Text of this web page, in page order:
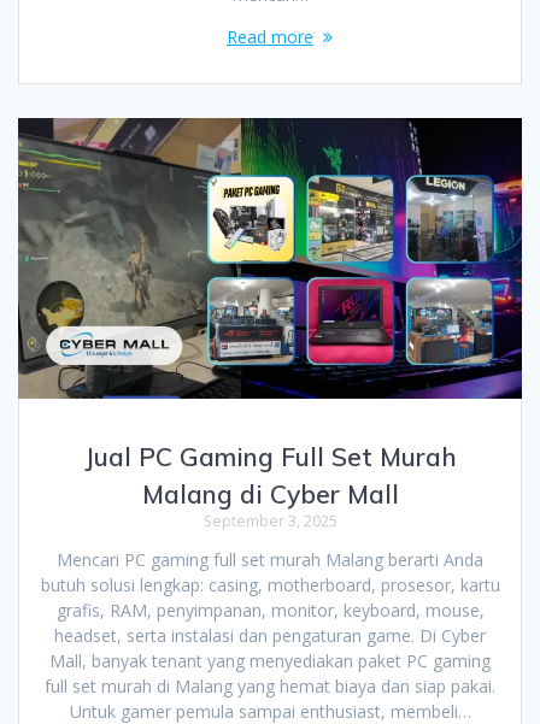
Read more
Jual PC Gaming Full Set Murah
Malang di Cyber Mall
September 3, 2025
Mencari PC gaming full set murah Malang berarti Anda
butuh solusi lengkap: casing, motherboard, prosesor, kartu
grafis, RAM, penyimpanan, monitor, keyboard, mouse,
headset, serta instalasi dan pengaturan game. Di Cyber
Mall, banyak tenant yang menyediakan paket PC gaming
full set murah di Malang yang hemat biaya dan siap pakai.
Untuk gamer pemula sampai enthusiast, membeli…